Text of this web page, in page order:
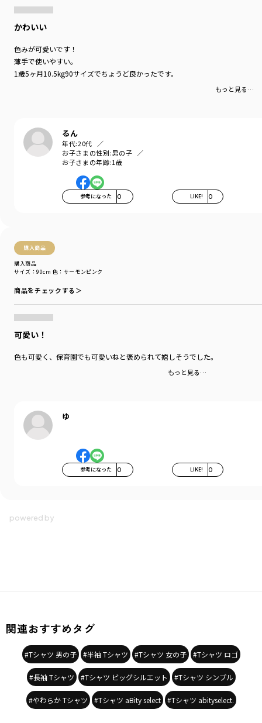
かわいい
色みが可愛いです！
薄手で使いやすい。
1歳5ヶ月10.5kg90サイズでちょうど良かったです。
もっと見る…
るん
年代:20代
お子さまの性別:男の子
お子さまの年齢:1歳
参考になった 0 LIKE! 0
購入商品
購入商品
サイズ：90cm 色：サーモンピンク
商品をチェックする＞
可愛い！
色も可愛く、保育園でも可愛いねと褒められて嬉しそうでした。
もっと見る…
ゆ
参考になった 0 LIKE! 0
関連おすすめタグ
#Tシャツ 男の子 #半袖 Tシャツ #Tシャツ 女の子 #Tシャツ ロゴ
#長袖 Tシャツ #Tシャツ ビッグシルエット #Tシャツ シンプル
#やわらか Tシャツ #Tシャツ aBity select #Tシャツ abityselect.